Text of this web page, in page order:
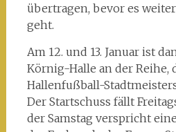
übertragen, bevor es
geht.
Am 12. und 13. Januar ist
Körnig-Halle an der Reihe,
Hallenfußball-
Der Startschuss fällt
der Samstag verspricht